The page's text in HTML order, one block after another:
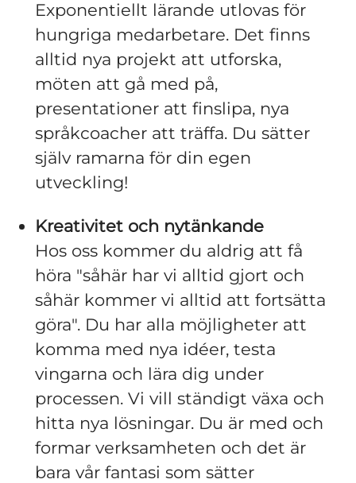
Exponentiellt lärande utlovas för
hungriga medarbetare. Det finns
alltid nya projekt att utforska,
möten att gå med på,
presentationer att finslipa, nya
språkcoacher att träffa. Du sätter
själv ramarna för din egen
utveckling!
Kreativitet och nytänkande
Hos oss kommer du aldrig att få
höra "såhär har vi alltid gjort och
såhär kommer vi alltid att fortsätta
göra". Du har alla möjligheter att
komma med nya idéer, testa
vingarna och lära dig under
processen. Vi vill ständigt växa och
hitta nya lösningar. Du är med och
formar verksamheten och det är
bara vår fantasi som sätter